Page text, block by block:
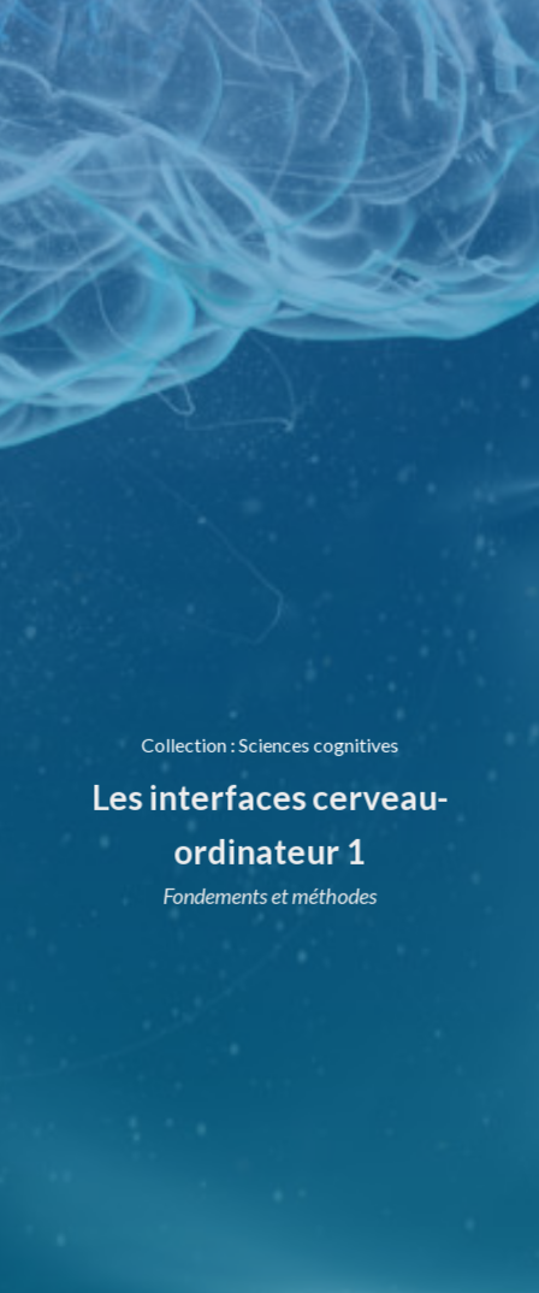
Collection :Sciences cognitives
Les interfaces cerveau-
ordinateur 1
Fondements et méthodes